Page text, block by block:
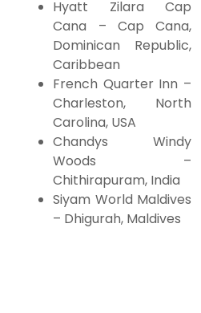
Hyatt Zilara Cap
Cana – Cap Cana,
Dominican Republic,
Caribbean
French Quarter Inn –
Charleston, North
Carolina, USA
Chandys Windy
Woods –
Chithirapuram, India
Siyam World Maldives
– Dhigurah, Maldives